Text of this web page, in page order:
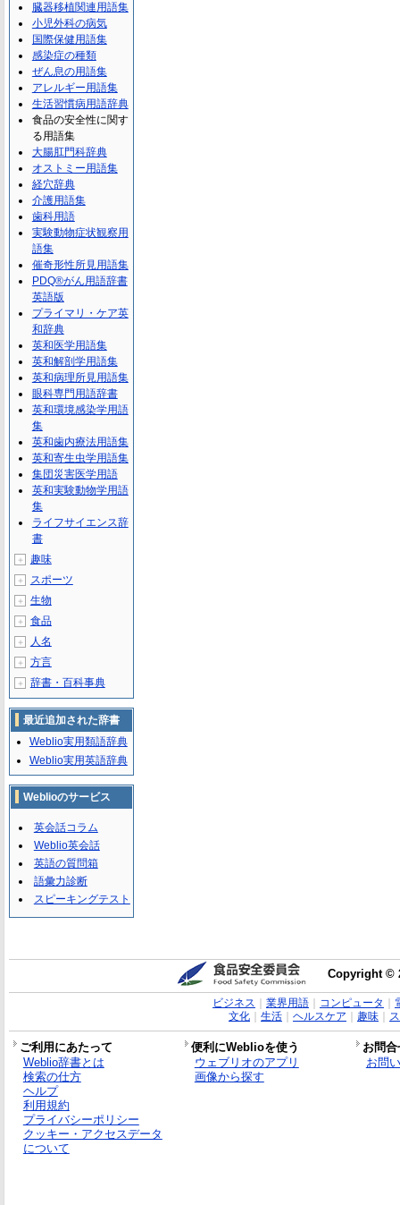
臓器移植関連用語集
小児外科の病気
国際保健用語集
感染症の種類
ぜん息の用語集
アレルギー用語集
生活習慣病用語辞典
食品の安全性に関す
る用語集
大腸肛門科辞典
オストミー用語集
経穴辞典
介護用語集
歯科用語
実験動物症状観察用
語集
催奇形性所見用語集
PDQ®がん用語辞書
英語版
プライマリ・ケア英
和辞典
英和医学用語集
英和解剖学用語集
英和病理所見用語集
眼科専門用語辞書
英和環境感染学用語
集
英和歯内療法用語集
英和寄生虫学用語集
集団災害医学用語
英和実験動物学用語
集
ライフサイエンス辞
書
＋ 趣味
＋ スポーツ
＋ 生物
＋ 食品
＋ 人名
＋ 方言
＋ 辞書・百科事典
最近追加された辞書
Weblio実用類語辞典
Weblio実用英語辞典
Weblioのサービス
英会話コラム
Weblio英会話
英語の質問箱
語彙力診断
スピーキングテスト
Copyright ©
ビジネス 業界用語｜ コンピュータ
文化｜ 生活｜ ヘルスケア 趣味｜
ご利用にあたって 便利にWeblioを使う
お問
Weblio辞書とは
検索の仕方
ヘルプ
利用規約
プライバシーポリシー
クッキー・アクセスデータ
について
ウェブリオのアプリ
画像から探す
お問